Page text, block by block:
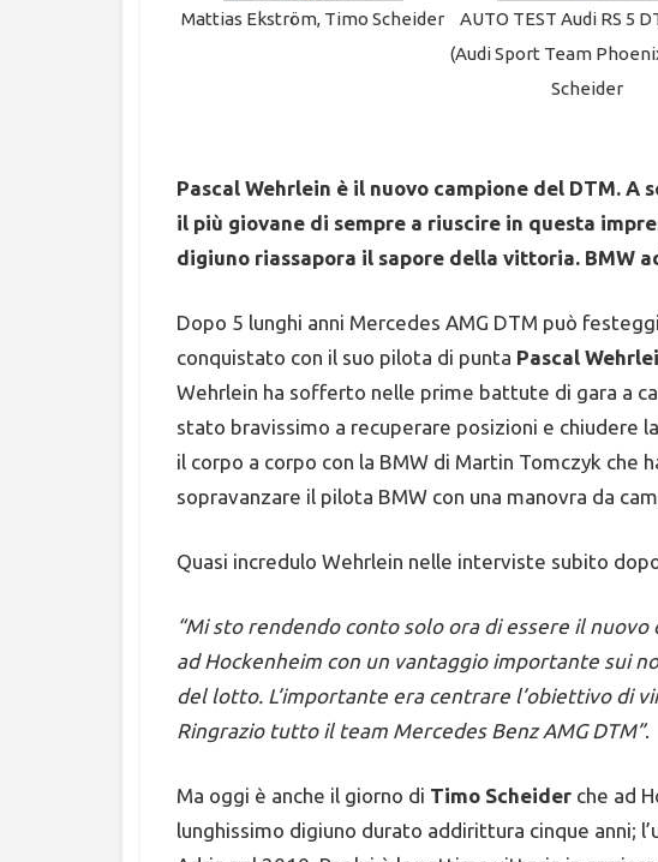
Mattias Ekström, Timo Scheider
AUTO TEST Audi RS 5
(Audi Sport Team
Scheider
Pascal Wehrlein è il nuovo campione del DTM. A
il più giovane di sempre a riuscire in questa
digiuno riassapora il sapore della vittoria. BMW
Dopo 5 lunghi anni Mercedes AMG DTM può
conquistato con il suo pilota di punta Pascal
Wehrlein ha sofferto nelle prime battute di gara a
stato bravissimo a recuperare posizioni e chiudere
il corpo a corpo con la BMW di Martin Tomczyk che
sopravanzare il pilota BMW con una manovra da
Quasi incredulo Wehrlein nelle interviste subito
“Mi sto rendendo conto solo ora di essere il
ad Hockenheim con un vantaggio importante sui
del lotto. L’importante era centrare l’obiettivo di
Ringrazio tutto il team Mercedes Benz AMG DTM”.
Ma oggi è anche il giorno di Timo Scheider che ad
lunghissimo digiuno durato addirittura cinque anni;